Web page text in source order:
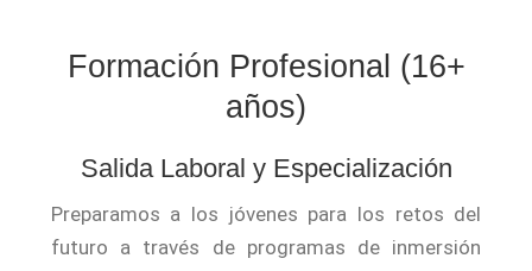
Formación Profesional (16+
años)
Salida Laboral y Especialización
Preparamos a los jóvenes para los retos del
futuro a través de programas de inmersión